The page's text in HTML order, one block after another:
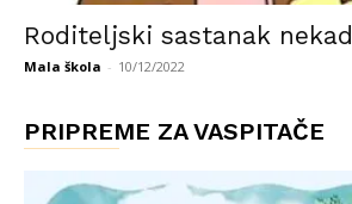
Roditeljski sastanak nekad
Mala škola - 10/12/2022
PRIPREME ZA VASPITAČE